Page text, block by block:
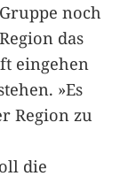
noch
das
eingehen
»Es
Region zu
die